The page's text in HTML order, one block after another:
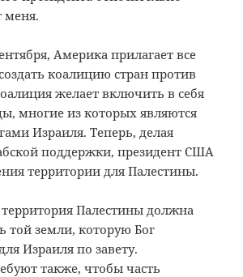
меня.
Америка прилагает все
коалицию стран против
желает включить в себя
многие из которых являются
Израиля. Теперь, делая
поддержки, президент США
территории для Палестины.
Палестины должна
той земли, которую Бог
Израиля по завету.
также, чтобы часть